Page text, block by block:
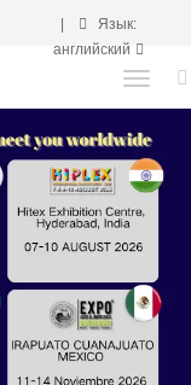
Язык:
английский